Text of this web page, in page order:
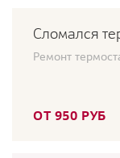
Сломался
Ремонт
ОТ 950 РУБ